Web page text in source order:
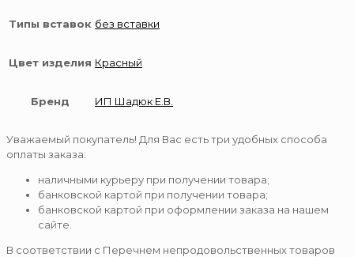
Типы вставок без вставки
Цвет изделия Красный
Бренд ИП Шадюк Е.В.
Уважаемый покупатель! Для Вас есть три удобных способа
оплаты заказа:
наличными курьеру при получении товара;
банковской картой при получении товара;
банковской картой при оформлении заказа на нашем
сайте.
В соответствии с Перечнем непродовольственных товаров